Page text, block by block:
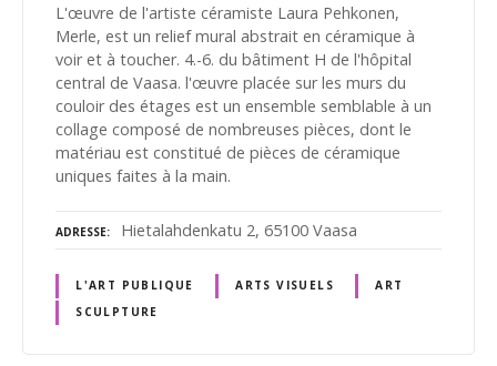
L'œuvre de l'artiste céramiste Laura Pehkonen,
Merle, est un relief mural abstrait en céramique à
voir et à toucher. 4.-6. du bâtiment H de l'hôpital
central de Vaasa. l'œuvre placée sur les murs du
couloir des étages est un ensemble semblable à un
collage composé de nombreuses pièces, dont le
matériau est constitué de pièces de céramique
uniques faites à la main.
ADRESSE Hietalahdenkatu 2, 65100 Vaasa
L'ART PUBLIQUE ARTS VISUELS
ART
SCULPTURE